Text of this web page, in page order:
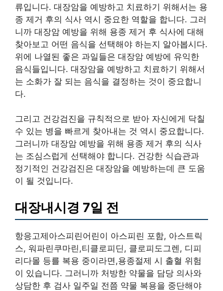
류입니다. 대장암을 예방하고 치료하기 위해서는 용
종 제거 후의 식사 역시 중요한 역할을 합니다. 그러
니까 대장암 예방을 위해 용종 제거 후 식사에 대해
찾아보고 어떤 음식을 선택해야 하는지 알아봅시다.
위에 나열된 좋은 과일들은 대장암 예방에 유익한
음식들입니다. 대장암을 예방하고 치료하기 위해서
는 소화가 잘 되는 음식을 결정하는 것이 중요합니
다.
그리고 건강검진을 규칙적으로 받아 자신에게 닥칠
수 있는 병을 빠르게 찾아내는 것 역시 중요합니다.
그러니까 대장암 예방을 위해 용종 제거 후의 식사
는 조심스럽게 선택해야 합니다. 건강한 식습관과
정기적인 건강검진은 대장암을 예방하는데 큰 도움
이 될 것입니다.
대장내시경 7일 전
항응고제아스피린어린이 아스피린 포함, 아스트릭
스, 워파린쿠마린,티클로피딘, 클로피도그렌, 디피
리다몰 등를 복용 중이라면,용종절제 시 출혈 위험
이 있습니다. 그러니까 처방한 약물을 담당 의사와
상담한 후 검사 일주일 전쯤 약물 복용을 중단해야